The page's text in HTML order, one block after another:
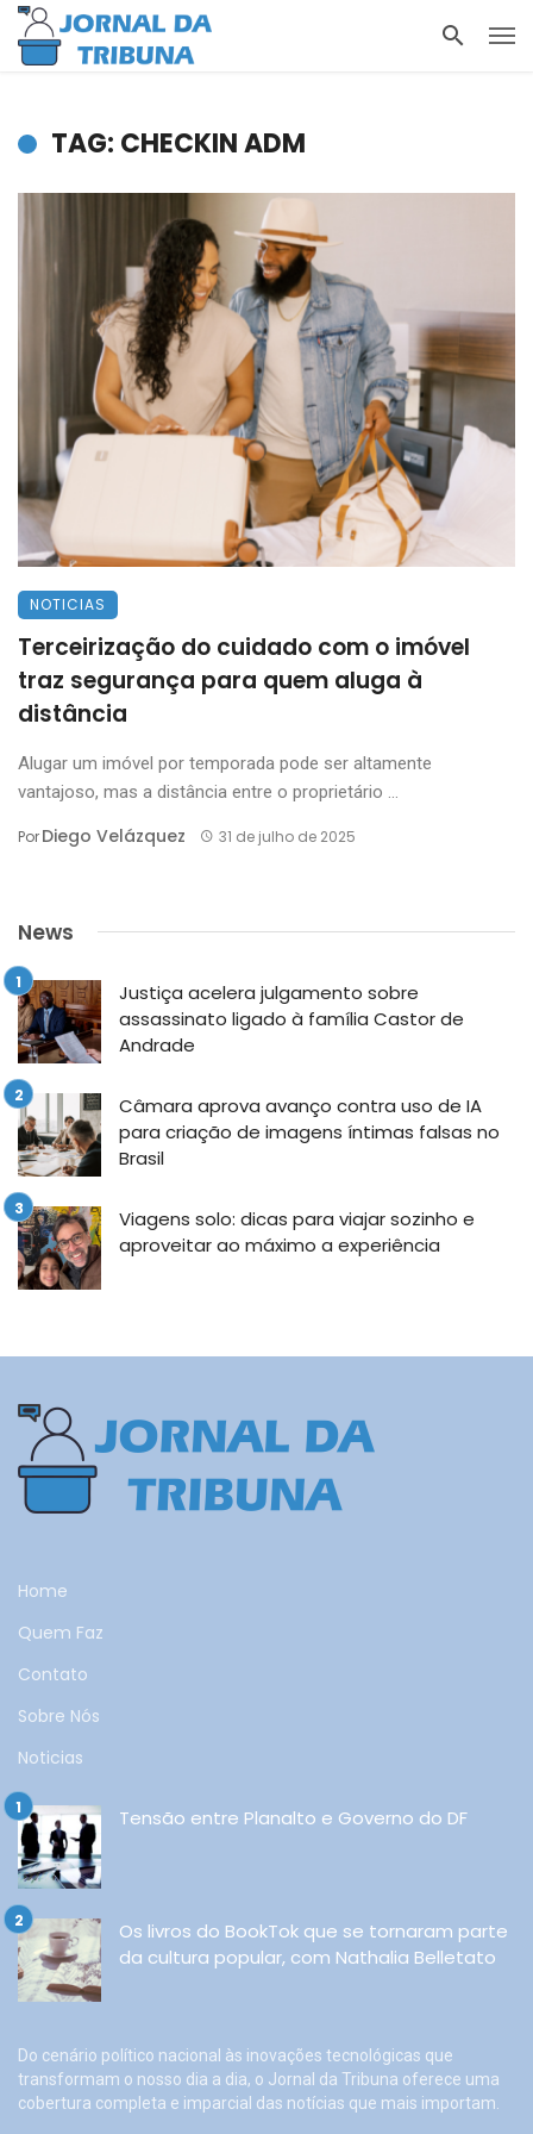
TAG: CHECKIN ADM
NOTICIAS
Terceirização do cuidado com o imóvel
traz segurança para quem aluga à
distância
Alugar um imóvel por temporada pode ser altamente
vantajoso, mas a distância entre o proprietário ...
PorDiego Velázquez 31 de julho de 2025
News
Justiça acelera julgamento sobre
assassinato ligado à família Castor de
Andrade
Câmara aprova avanço contra uso de IA
para criação de imagens íntimas falsas no
Brasil
Viagens solo: dicas para viajar sozinho e
aproveitar ao máximo a experiência
Home
Quem Faz
Contato
Sobre Nós
Noticias
Tensão entre Planalto e Governo do DF
Os livros do BookTok que se tornaram parte
da cultura popular, com Nathalia Belletato
Do cenário político nacional às inovações tecnológicas que
transformam o nosso dia a dia, o Jornal da Tribuna oferece uma
cobertura completa e imparcial das notícias que mais importam.